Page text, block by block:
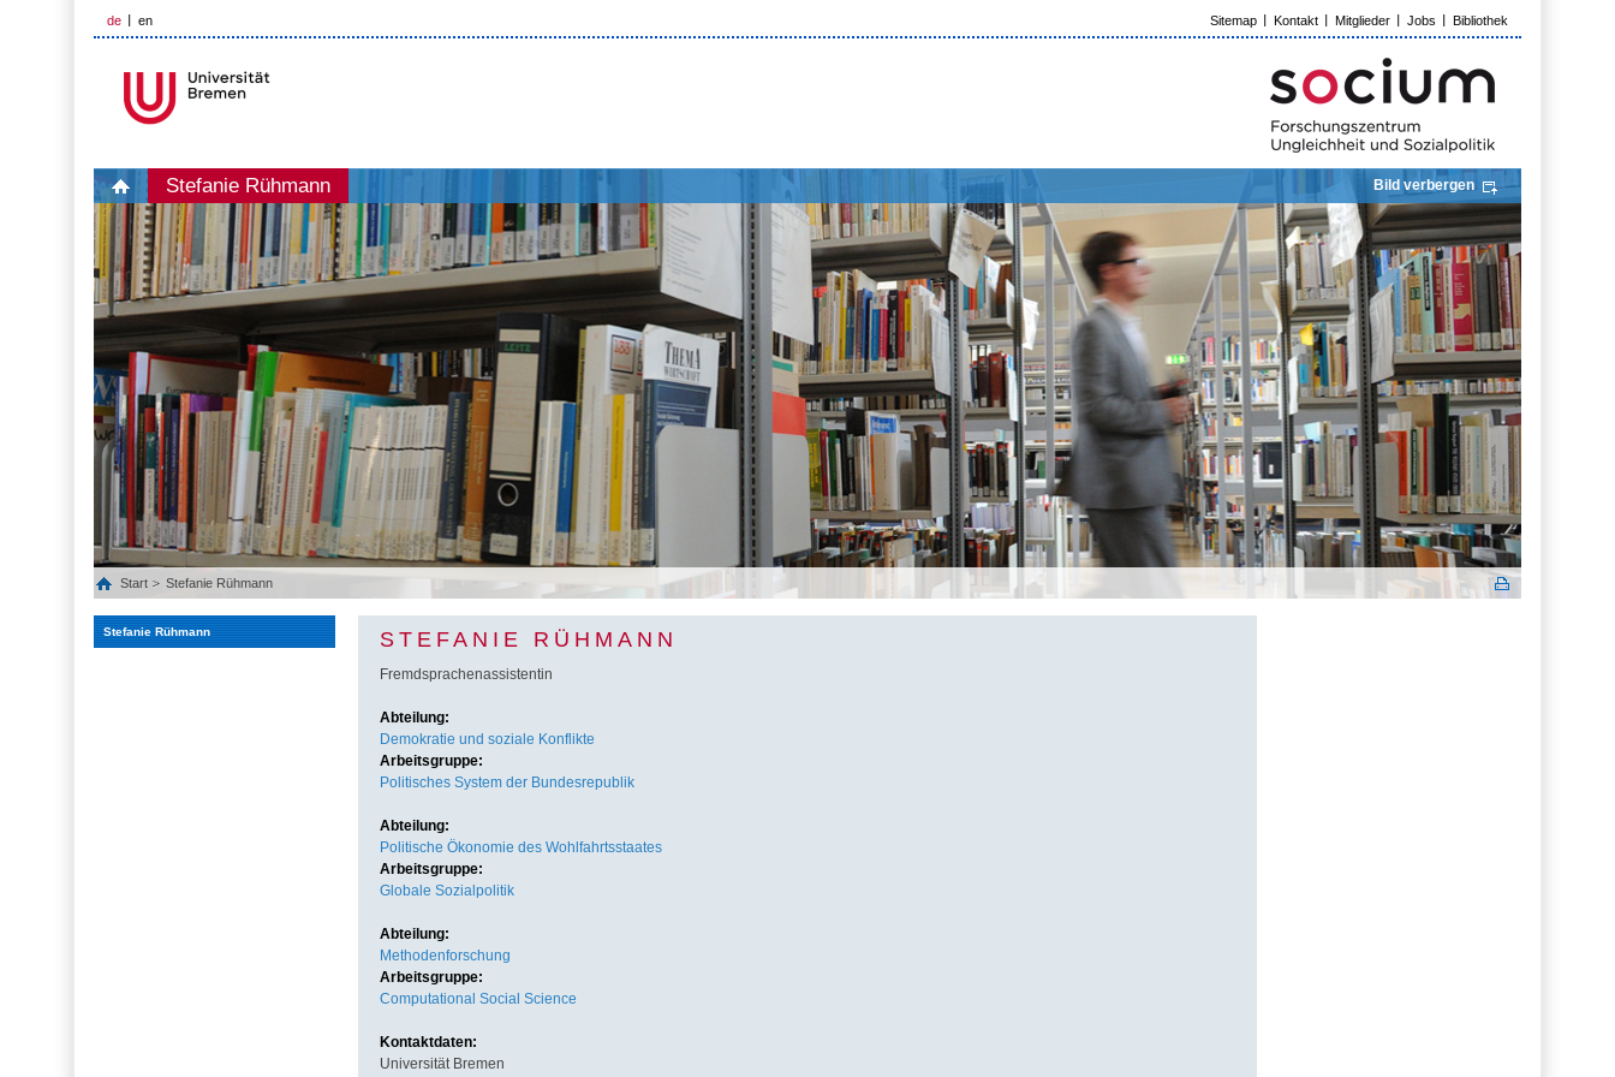
de en Sitemap Kontakt Mitglieder Jobs Bibliothek
Stefanie Rühmann Bild verbergen
Start Stefanie Rühmann
Stefanie Rühmann STEFANIE RÜHMANN
Fremdsprachenassistentin
Abteilung:
Demokratie und soziale Konflikte
Arbeitsgruppe:
Politisches System der Bundesrepublik
Abteilung:
Politische Ökonomie des Wohlfahrtsstaates
Arbeitsgruppe:
Globale Sozialpolitik
Abteilung:
Methodenforschung
Arbeitsgruppe:
Computational Social Science
Kontaktdaten:
Universität Bremen